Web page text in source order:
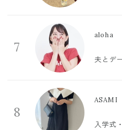
7
aloha
夫とデ
8
ASAMI
入学式